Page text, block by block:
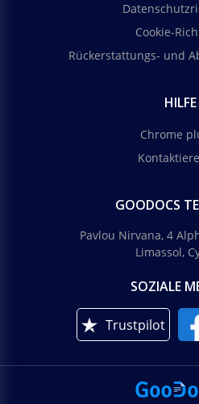
Cookie-
Rückerstattungs- und
HILFE
Chrome
GOODOCS
Pavlou Nirvana, 4
Limassol,
SOZIALE
Trustpilot